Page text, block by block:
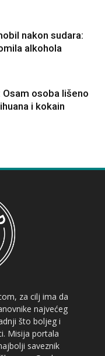
nakon sudara:
alkohola
osoba lišeno
i kokain
za cilj ima da
najvećeg
što boljeg i
Misija portala
saveznik